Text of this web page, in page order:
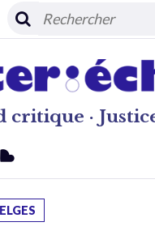
critique ·